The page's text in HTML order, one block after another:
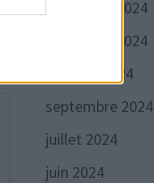
décembre 2024
novembre 2024
octobre 2024
septembre 2024
juillet 2024
juin 2024